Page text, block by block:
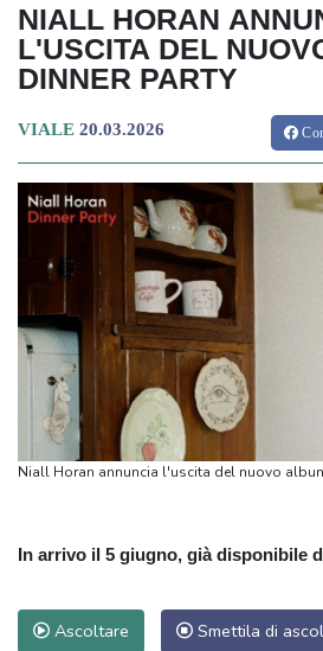
NIALL HORAN
L'USCITA DEL
DINNER PARTY
VIALE 20.03.2026
Niall Horan annuncia l'uscita del nuovo
In arrivo il 5 giugno, già disponibile
Ascoltare Smettila di